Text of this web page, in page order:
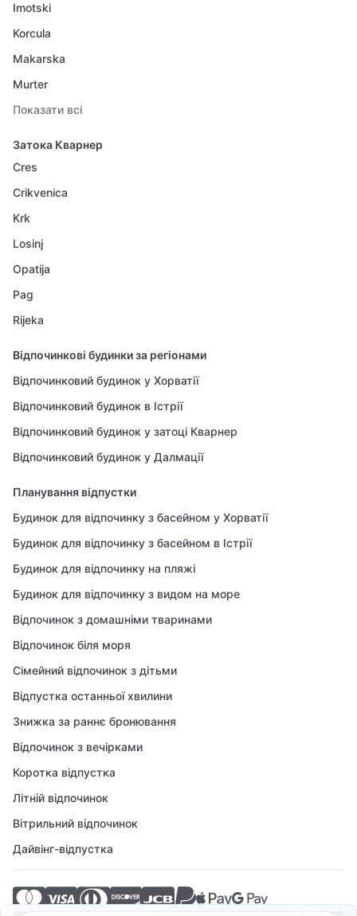
Imotski
Korcula
Makarska
Murter
Показати всі
Затока Кварнер
Cres
Crikvenica
Krk
Losinj
Opatija
Pag
Rijeka
Відпочинкові будинки за регіонами
Відпочинковий будинок у Хорватії
Відпочинковий будинок в Істрії
Відпочинковий будинок у затоці Кварнер
Відпочинковий будинок у Далмації
Планування відпустки
Будинок для відпочинку з басейном у Хорватії
Будинок для відпочинку з басейном в Істрії
Будинок для відпочинку на пляжі
Будинок для відпочинку з видом на море
Відпочинок з домашніми тваринами
Відпочинок біля моря
Сімейний відпочинок з дітьми
Відпустка останньої хвилини
Знижка за раннє бронювання
Відпочинок з вечірками
Коротка відпустка
Літній відпочинок
Вітрильний відпочинок
Дайвінг-відпустка